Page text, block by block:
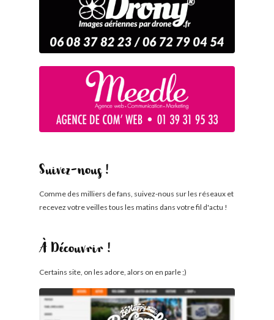
Suivez-nous !
Comme des milliers de fans, suivez-nous sur les réseaux et
recevez votre veilles tous les matins dans votre fil d'actu !
À Découvrir !
Certains site, on les adore, alors on en parle ;)